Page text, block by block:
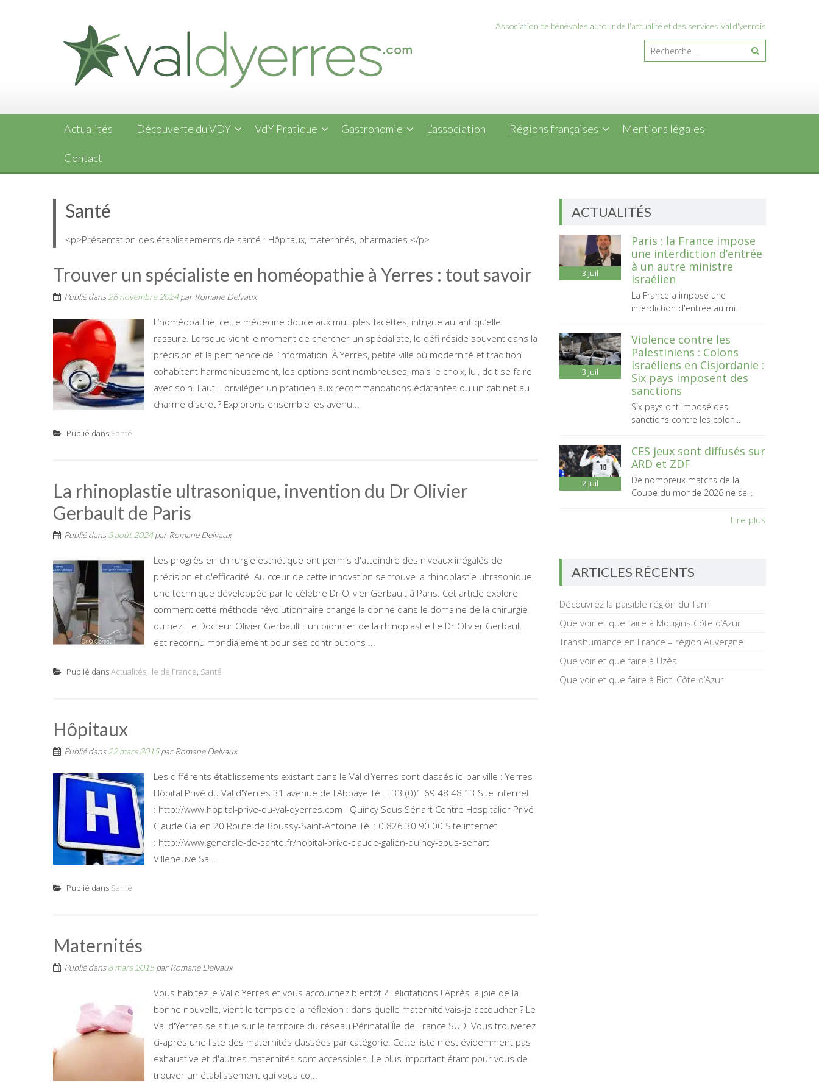
Association de bénévoles autour de l'actualité et des services Val d'yerrois
Actualités Découverte du VDY VdY Pratique Gastronomie L’association Régions françaises Mentions légales
Contact
Santé
<p>Présentation des établissements de santé : Hôpitaux, maternités, pharmacies.</p>
Trouver un spécialiste en homéopathie à Yerres : tout savoir
Publié dans 26 novembre 2024par Romane Delvaux
L’homéopathie, cette médecine douce aux multiples facettes, intrigue autant qu’elle
rassure. Lorsque vient le moment de chercher un spécialiste, le défi réside souvent dans la
précision et la pertinence de l’information. À Yerres, petite ville où modernité et tradition
cohabitent harmonieusement, les options sont nombreuses, mais le choix, lui, doit se faire
avec soin. Faut-il privilégier un praticien aux recommandations éclatantes ou un cabinet au
charme discret ? Explorons ensemble les avenu...
Publié dans Santé
La rhinoplastie ultrasonique, invention du Dr Olivier
Gerbault de Paris
Publié dans3 août 2024par Romane Delvaux
Les progrès en chirurgie esthétique ont permis d'atteindre des niveaux inégalés de
précision et d'efficacité. Au cœur de cette innovation se trouve la rhinoplastie ultrasonique,
une technique développée par le célèbre Dr Olivier Gerbault à Paris. Cet article explore
comment cette méthode révolutionnaire change la donne dans le domaine de la chirurgie
du nez. Le Docteur Olivier Gerbault : un pionnier de la rhinoplastie Le Dr Olivier Gerbault
est reconnu mondialement pour ses contributions ...
Publié dansActualités, Ile de France, Santé
Hôpitaux
Publié dans 22 mars 2015par Romane Delvaux
Les différents établissements existant dans le Val d'Yerres sont classés ici par ville : Yerres
Hôpital Privé du Val d'Yerres 31 avenue de l'Abbaye Tél. : 33 (0)1 69 48 48 13 Site internet
: http://www.hopital-prive-du-val-dyerres.com Quincy Sous Sénart Centre Hospitalier Privé
Claude Galien 20 Route de Boussy-Saint-Antoine Tél : 0 826 30 90 00 Site internet
: http://www.generale-de-sante.fr/hopital-prive-claude-galien-quincy-sous-senart
Villeneuve Sa...
Publié dans Santé
Maternités
Publié dans8 mars 2015par Romane Delvaux
Vous habitez le Val d'Yerres et vous accouchez bientôt ? Félicitations ! Après la joie de la
bonne nouvelle, vient le temps de la réflexion : dans quelle maternité vais-je accoucher ? Le
Val d'Yerres se situe sur le territoire du réseau Périnatal Île-de-France SUD. Vous trouverez
ci-après une liste des maternités classées par catégorie. Cette liste n'est évidemment pas
exhaustive et d'autres maternités sont accessibles. Le plus important étant pour vous de
trouver un établissement qui vous co...
ACTUALITÉS
3 Juil
Paris : la France impose
une interdiction d’entrée
à un autre ministre
israélien
La France a imposé une
interdiction d'entrée au mi...
3 Juil
Violence contre les
Palestiniens : Colons
israéliens en Cisjordanie :
Six pays imposent des
sanctions
Six pays ont imposé des
sanctions contre les colon...
2 Juil
CES jeux sont diffusés sur
ARD et ZDF
De nombreux matchs de la
Coupe du monde 2026 ne se...
Lire plus
ARTICLES RÉCENTS
Découvrez la paisible région du Tarn
Que voir et que faire à Mougins Côte d’Azur
Transhumance en France – région Auvergne
Que voir et que faire à Uzès
Que voir et que faire à Biot, Côte d’Azur